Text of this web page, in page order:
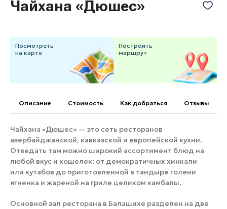
Банные комплексы
Спецпроекты
Инвестиционный портал
Федоскинская фабрика
Пикник в Подмосковье
Золотое кольцо России
Войти
Инвесторам
Особо охраняемые
природные территории
Чайхана «Дюшес»
Посмотреть
на карте
Построить
маршрут
Описание Cтоимость Как добраться Отзывы
Чайхана «Дюшес» — это сеть ресторанов
азербайджанской, кавказской и европейской кухни.
Отведать там можно широкий ассортимент блюд на
любой вкус и кошелек: от демократичных хинкали
или кутабов до приготовленной в тандыре голени
ягненка и жареной на гриле целиком камбалы.
Основной зал ресторана в Балашихе разделен на две